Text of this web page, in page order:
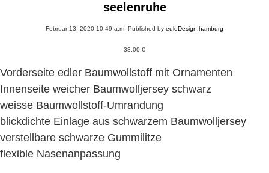
seelenruhe
Februar 13, 2020 10:49 a.m. Published by euleDesign.hamburg
38,00 €
Vorderseite edler Baumwollstoff mit Ornamenten
Innenseite weicher Baumwolljersey schwarz
weisse Baumwollstoff-Umrandung
blickdichte Einlage aus schwarzem Baumwolljersey
verstellbare schwarze Gummilitze
flexible Nasenanpassung